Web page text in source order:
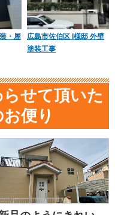
・屋
広島市佐伯区 I様邸 外壁
塗装工事
せて頂いた
便り